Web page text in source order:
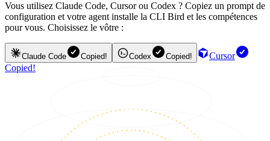
Vous utilisez Claude Code, Cursor ou Codex ? Copiez un prompt de
configuration et votre agent installe la CLI Bird et les compétences
pour vous. Choisissez le vôtre :
Claude Code Copied! Codex Copied!
Cursor
Copied!